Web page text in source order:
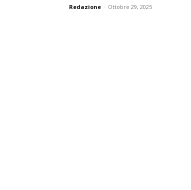
Redazione - Ottobre 29, 2025